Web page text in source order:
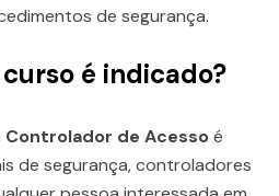
de segurança.
é indicado?
de Acessoé
de segurança, controladores